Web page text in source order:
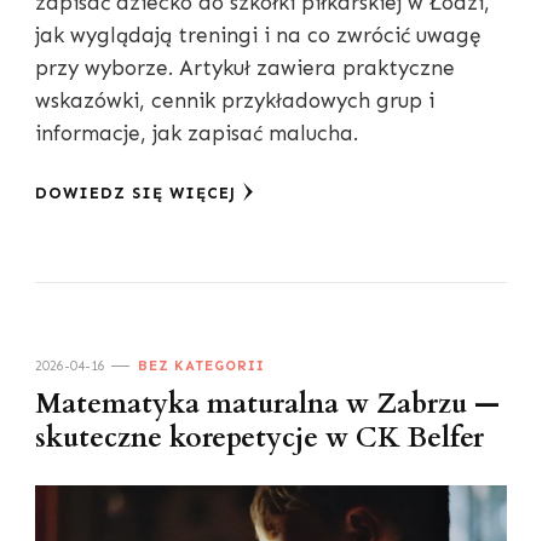
jak wyglądają treningi i na co zwrócić uwagę
przy wyborze. Artykuł zawiera praktyczne
wskazówki, cennik przykładowych grup i
informacje, jak zapisać malucha.
DOWIEDZ SIĘ WIĘCEJ
2026-04-16 BEZ KATEGORII
Matematyka maturalna w Zabrzu —
skuteczne korepetycje w CK Belfer